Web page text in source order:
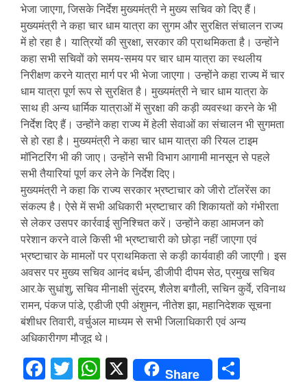
भेजा जाएगा, जिसके निर्देश मुख्यमंत्री ने मुख्य सचिव को दिए हैं।
मुख्यमंत्री ने कहा चार धाम यात्रा का सुगम और सुरक्षित संचालन राज्य
में हो रहा है। यात्रियों की सुरक्षा, सरकार की प्राथमिकता है। उन्होंने
कहा सभी सचिवों को समय-समय पर चार धाम यात्रा का स्थलीय
निरीक्षण करने यात्रा मार्ग पर भी भेजा जाएगा। उन्होंने कहा राज्य में चार
धाम यात्रा पूर्ण रूप से सुरक्षित है। मुख्यमंत्री ने चार धाम यात्रा के
साथ ही अन्य धार्मिक यात्राओं में सुरक्षा की कड़ी व्यवस्था करने के भी
निर्देश दिए हैं। उन्होंने कहा राज्य में हेली सेवाओं का संचालन भी सुगमता
से हो रहा है। मुख्यमंत्री ने कहा चार धाम यात्रा की रियल टाइम
मॉनिटरिंग भी की जाए। उन्होंने सभी विभाग आगामी मानसून से पहले
सभी तैयारियां पूर्ण कर लेने के निर्देश दिए।
मुख्यमंत्री ने कहा कि राज्य सरकार भ्रष्टाचार को जीरो टॉलरेंस का
संकल्प है। ऐसे में सभी अधिकारी भ्रष्टाचार की शिकायतों को गंभीरता
से लेकर उसपर कार्रवाई सुनिश्चित करें। उन्होंने कहा आमजन को
परेशान करने वाले किसी भी भ्रष्टाचारी को छोड़ा नहीं जाएगा एवं
भ्रष्टाचार के मामलों पर प्राथमिकता से कड़ी कार्यवाही की जाएगी। इस
अवसर पर मुख्य सचिव आनंद बर्धन, डीजीपी दीपम सेठ, प्रमुख सचिव
आर.के सुधांशु, सचिव मीनाक्षी सुंदरम, शैलेश बगौली, सचिन कुर्वे, रविनाथ
रामन, पंकज पांडे, एडीजी एपी अंशुमन, नीतेश झा, महानिदेशक सूचना
बंशीधर तिवारी, वर्चुअल माध्यम से सभी जिलाधिकारी एवं अन्य
अधिकारीगण मौजूद थे।
Facebook
TwitterWhatsApp
X Share